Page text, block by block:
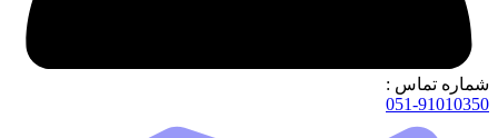
شماره تماس :
051-91010350